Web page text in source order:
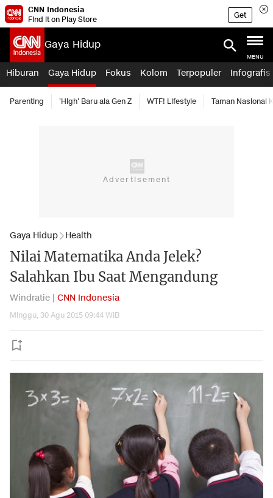
CNN Indonesia
Find it on Play Store
Get
Gaya Hidup
MENU
Hiburan Gaya Hidup Fokus Kolom Terpopuler Infografis
Parenting 'High' Baru ala Gen Z WTF! Lifestyle Taman Nasional
Gaya Hidup Health
Nilai Matematika Anda Jelek?
Salahkan Ibu Saat Mengandung
Windratie | CNN Indonesia
Minggu, 30 Agu 2015 09:44 WIB